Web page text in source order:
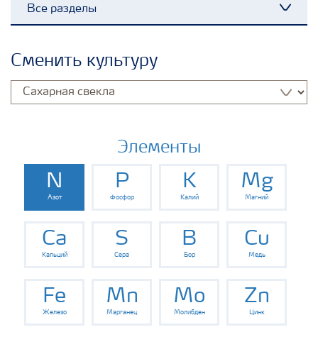
Все разделы
Культуры
Инструменты и сервисы
Хранение удобрений и их безопасность
Сменить культуру
Элементы
N
Азот
P
Фосфор
K
Калий
Mg
Магний
Ca
Кальций
S
Сера
B
Бор
Cu
Медь
Fe
Железо
Mn
Марганец
Mo
Молибден
Zn
Цинк